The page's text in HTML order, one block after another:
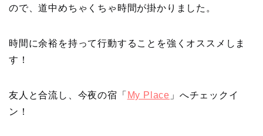
ので、道中めちゃくちゃ時間が掛かりました。
時間に余裕を持って行動することを強くオススメしま
す！
友人と合流し、今夜の宿「 My Place 」へチェックイ
ン！